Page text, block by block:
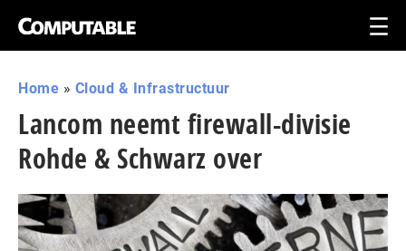
Home » Cloud & Infrastructuur
Lancom neemt firewall-divisie
Rohde & Schwarz over